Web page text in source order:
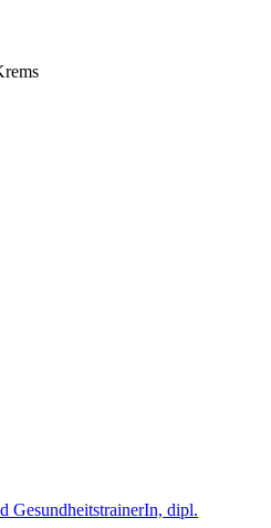
GesundheitstrainerIn, dipl.